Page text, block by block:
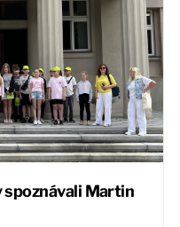
spoznávali Martin